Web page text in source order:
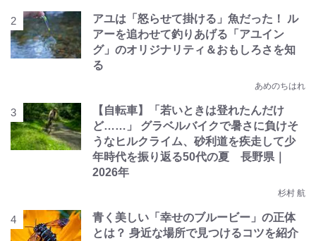
アユは「怒らせて掛ける」魚だった！ ル
アーを追わせて釣りあげる「アユイン
グ」のオリジナリティ＆おもしろさを知
る
あめのちはれ
【自転車】「若いときは登れたんだけ
ど……」 グラベルバイクで暑さに負けそ
うなヒルクライム、砂利道を疾走して少
年時代を振り返る50代の夏 長野県｜
2026年
杉村 航
青く美しい「幸せのブルービー」の正体
とは？ 身近な場所で見つけるコツを紹介